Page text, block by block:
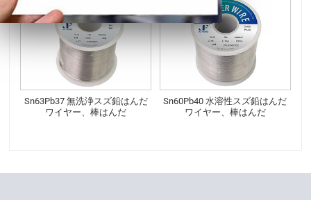
Sn63Pb37 無洗浄スズ鉛はんだ
ワイヤー、棒はんだ
Sn60Pb40 水溶性スズ鉛はんだ
ワイヤー、棒はんだ